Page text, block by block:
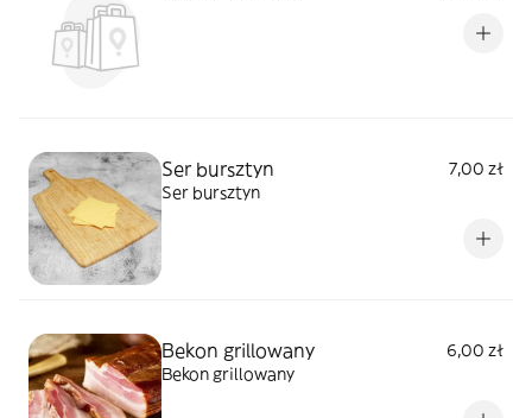
Ser bursztyn
7,00 zł
Ser bursztyn
Bekon grillowany
6,00 zł
Bekon grillowany